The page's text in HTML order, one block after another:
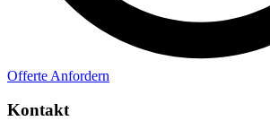
Offerte Anfordern
Kontakt